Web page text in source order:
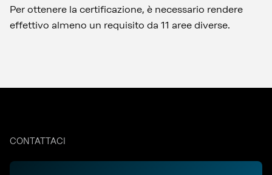
Per ottenere la certificazione, è necessario rendere
effettivo almeno un requisito da 11 aree diverse.
CONTATTACI